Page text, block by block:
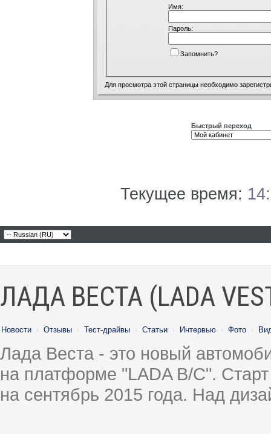
Имя:
Пароль:
Запомнить?
Для просмотра этой страницы необходимо
Быстрый переход
Текущее время:
ЛАДА ВЕСТА (LADA
Новости · Отзывы · Тест-драйвы · Статьи · Интервью · Фото ·
Лада Веста - это новый
на платформе "LADA B/C".
на сентябрь 2015 года. Над